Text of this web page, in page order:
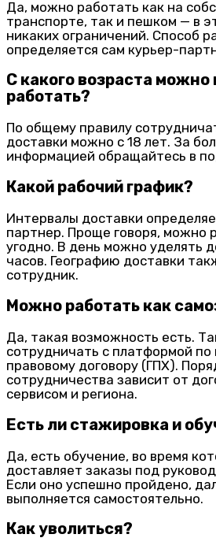
Да, можно работать как на
транспорте, так и пешком — в
никаких ограничений. Способ
определяется сам курьер-
С какого возраста можно
работать?
По общему правилу
доставки можно с 18 лет. За
информацией обращайтесь в
Какой рабочий график?
Интервалы доставки
партнер. Проще говоря, можно
угодно. В день можно уделять
часов. Географию доставки
сотрудник.
Можно работать как
Да, такая возможность есть.
сотрудничать с платформой
правовому договору (ГПХ).
сотрудничества зависит от
сервисом и региона.
Есть ли стажировка и
Да, есть обучение, во время
доставляет заказы под
Если оно успешно пройдено,
выполняется самостоятельно.
Как уволиться?